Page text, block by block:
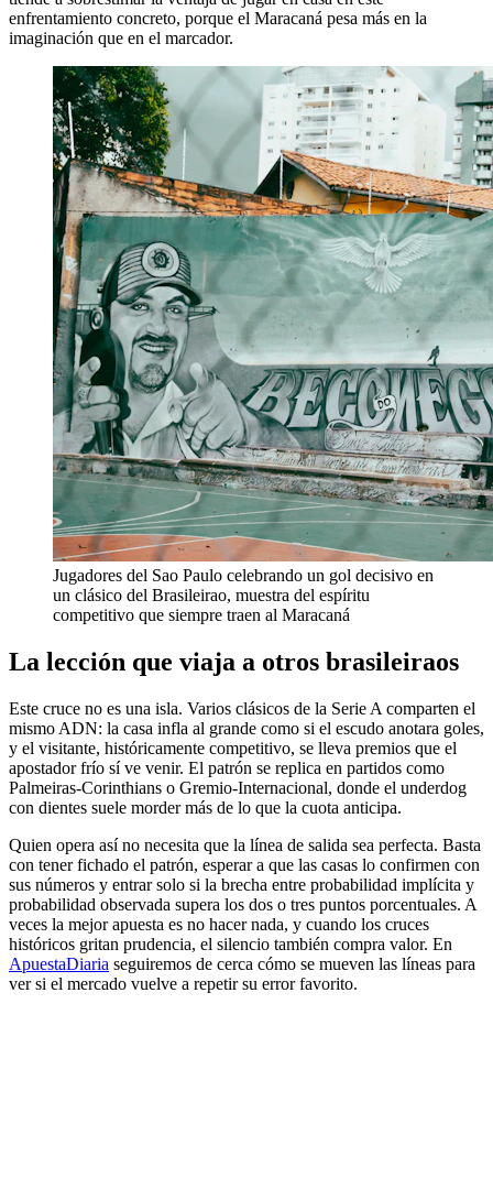
enfrentamiento concreto, porque el Maracaná pesa más en la
imaginación que en el marcador.
Jugadores del Sao Paulo celebrando un gol decisivo en
un clásico del Brasileirao, muestra del espíritu
competitivo que siempre traen al Maracaná
La lección que viaja a otros brasileiraos
Este cruce no es una isla. Varios clásicos de la Serie A comparten el
mismo ADN: la casa infla al grande como si el escudo anotara goles,
y el visitante, históricamente competitivo, se lleva premios que el
apostador frío sí ve venir. El patrón se replica en partidos como
Palmeiras-Corinthians o Gremio-Internacional, donde el underdog
con dientes suele morder más de lo que la cuota anticipa.
Quien opera así no necesita que la línea de salida sea perfecta. Basta
con tener fichado el patrón, esperar a que las casas lo confirmen con
sus números y entrar solo si la brecha entre probabilidad implícita y
probabilidad observada supera los dos o tres puntos porcentuales. A
veces la mejor apuesta es no hacer nada, y cuando los cruces
históricos gritan prudencia, el silencio también compra valor. En
ApuestaDiaria seguiremos de cerca cómo se mueven las líneas para
ver si el mercado vuelve a repetir su error favorito.